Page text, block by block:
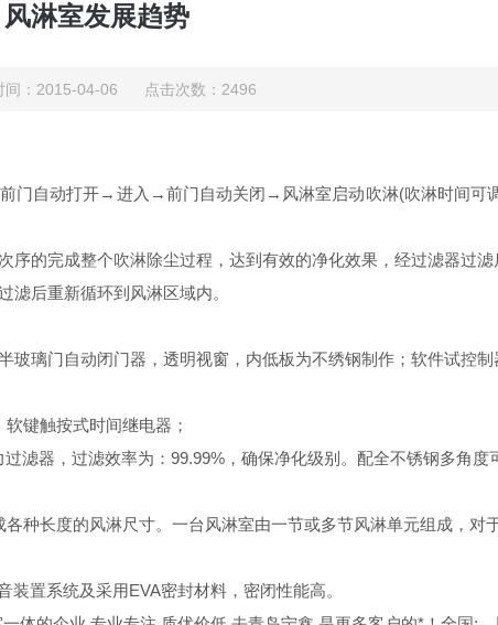
风淋室发展趋势
间：2015-04-06 点击次数：2496
门自动打开→进入→前门自动关闭→风淋室启动吹淋(吹淋时间可
的完成整个吹淋除尘过程，达到有效的净化效果，经过滤器过
后重新循环到风淋区域内。
门自动闭门器，透明视窗，内低板为不绣钢制作；软件试控制
键触按式时间继电器；
器，过滤效率为：99.99%，确保净化级别。配全不锈钢多角度
长度的风淋尺寸。一台风淋室由一节或多节风淋单元组成，对
置系统及采用EVA密封材料，密闭性能高。